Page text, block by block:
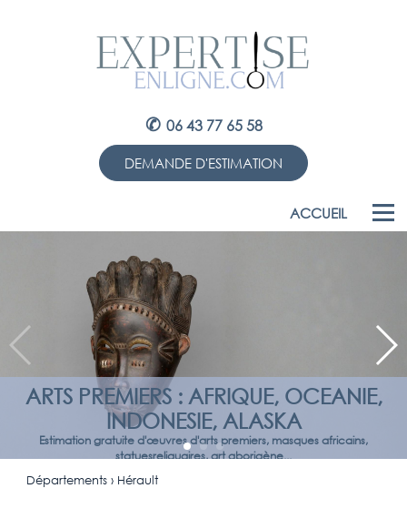
✆ 06 43 77 65 58
DEMANDE D'ESTIMATION
ACCUEIL
ARTS PREMIERS : AFRIQUE, OCEANIE,
INDONESIE, ALASKA
Estimation gratuite d'œuvres d'arts premiers, masques africains,
statuesreliquaires, art aborigène...
Départements› Hérault